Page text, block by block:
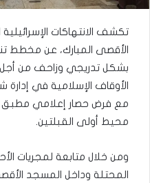
تكشف الانتهاكات
الأقصى المبارك، عن مخطط
بشكل تدريجي وزاحف من أجل
الأوقاف الإسلامية في
مع فرض حصار إعلامي
محيط أولى القبلتين.
ومن خلال متابعة لمجريات
المحتلة وداخل المسجد